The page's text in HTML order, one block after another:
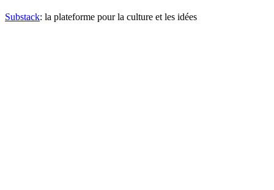
Substack: la plateforme pour la culture et les idées